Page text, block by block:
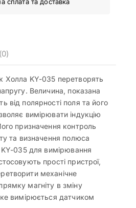
сплата та доставка
Холла KY-035 перетворять
Величина, показана
від полярності поля та його
вимірювати індукцію
призначення контроль
та визначення полюса
KY-035 для вимірювання
прості пристрої,
механічне
магніту в зміну
вимірюється датчиком